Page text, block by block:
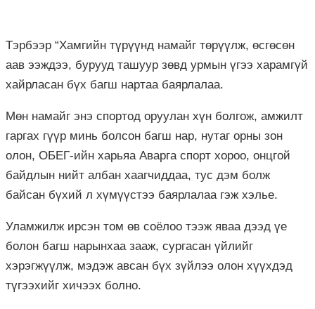
Тэрбээр “Хамгийн түрүүнд намайг төрүүлж, өсгөсөн
аав ээждээ, бурууд ташуур зөвд урмын үгээ харамгүй
хайрласан бүх багш нартаа баярлалаа.
Мөн намайг энэ спортод оруулан хүн болгож, амжилт
гаргах гүүр минь болсон багш нар, нутаг орны зон
олон, ОБЕГ-ийн харьяа Аварга спорт хороо, онцгой
байдлын нийт албан хаагчиддаа, тус дэм болж
байсан бүхий л хүмүүстээ баярлалаа гэж хэлье.
Уламжилж ирсэн том өв соёлоо тээж яваа дээд үе
болон багш нарынхаа зааж, сургасан үйлийг
хэрэгжүүлж, мэдэж авсан бүх зүйлээ олон хүүхдэд
түгээхийг хичээх болно.